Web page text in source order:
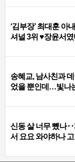
‘김부장’ 최대훈 아
셔널 3위 ♥장윤서였
송혜교, 남사친과
었을 뿐인데…빛나
신동 살 너무 뺐나
서 요요 와야하나